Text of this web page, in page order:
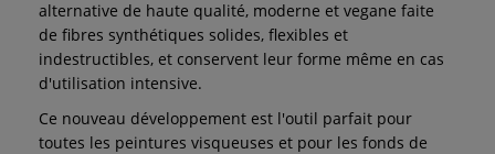
alternative de haute qualité, moderne et vegane faite
de fibres synthétiques solides, flexibles et
indestructibles, et conservent leur forme même en cas
d'utilisation intensive.
Ce nouveau développement est l'outil parfait pour
toutes les peintures visqueuses et pour les fonds de